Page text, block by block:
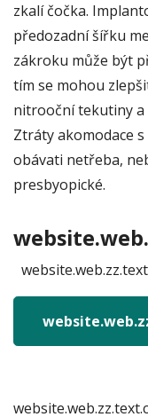
zkalí čočka.
předozadní šířku
zákroku může být
tím se mohou
nitrooční tekutiny
Ztráty akomodace
obávati netřeba,
presbyopické.